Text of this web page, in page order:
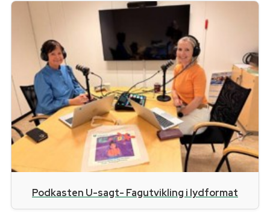
Podkasten U-sagt- Fagutvikling i lydformat